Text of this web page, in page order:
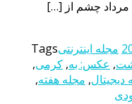
مجله اینترنتیTags
, عکس: به, کرمی,
دیجیتال, مجله هفته,